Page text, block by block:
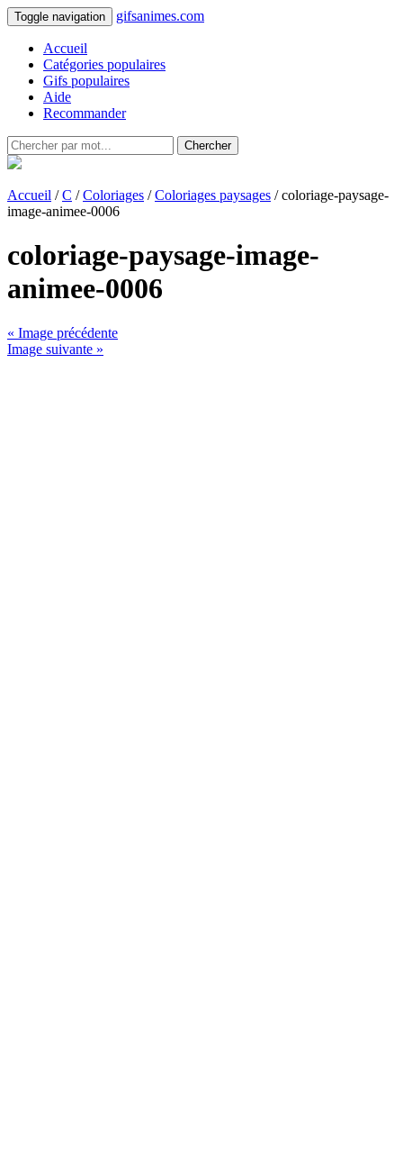
Toggle navigation gifsanimes.com
Accueil
Catégories populaires
Gifs populaires
Aide
Recommander
Chercher
Accueil /C /Coloriages /Coloriages paysages / coloriage-paysage-
image-animee-0006
coloriage-paysage-image-
animee-0006
« Image précédente
Image suivante »